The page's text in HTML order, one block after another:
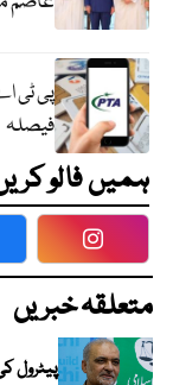
پی ٹی
فیصلہ
ہمیں فالو
متعلقہ خبریں